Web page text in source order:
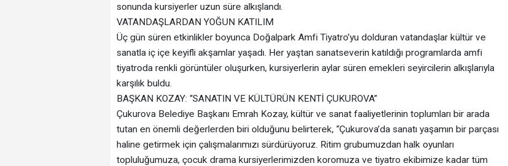
sonunda kursiyerler uzun süre alkışlandı.
VATANDAŞLARDAN YOĞUN KATILIM
Üç gün süren etkinlikler boyunca Doğalpark Amfi Tiyatro’yu dolduran vatandaşlar kültür ve
sanatla iç içe keyifli akşamlar yaşadı. Her yaştan sanatseverin katıldığı programlarda amfi
tiyatroda renkli görüntüler oluşurken, kursiyerlerin aylar süren emekleri seyircilerin alkışlarıyla
karşılık buldu.
BAŞKAN KOZAY: “SANATIN VE KÜLTÜRÜN KENTİ ÇUKUROVA”
Çukurova Belediye Başkanı Emrah Kozay, kültür ve sanat faaliyetlerinin toplumları bir arada
tutan en önemli değerlerden biri olduğunu belirterek, “Çukurova’da sanatı yaşamın bir parçası
haline getirmek için çalışmalarımızı sürdürüyoruz. Ritim grubumuzdan halk oyunları
topluluğumuza, çocuk drama kursiyerlerimizden koromuza ve tiyatro ekibimize kadar tüm